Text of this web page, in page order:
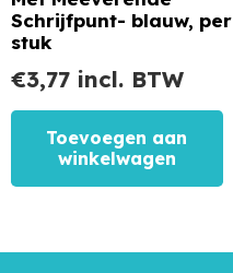
Schrijfpunt- blauw, per
stuk
€3,77 incl. BTW
Toevoegen aan
winkelwagen